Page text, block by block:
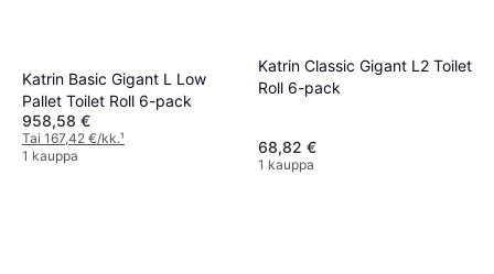
Katrin Basic Gigant L Low
Pallet Toilet Roll 6-pack
958,58 €
Tai 167,42 €/kk.¹
1 kauppa
Katrin Classic Gigant L2 Toilet
Roll 6-pack
68,82 €
1 kauppa